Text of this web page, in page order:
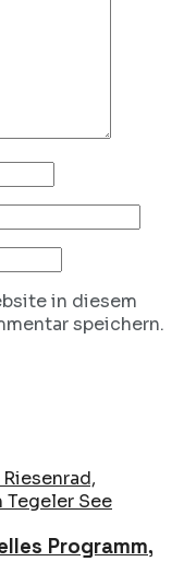
in diesem
speichern.
Programm,